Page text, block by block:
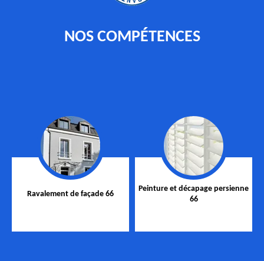
NOS COMPÉTENCES
Ravalement de façade 66
Peinture et décapage persienne
66